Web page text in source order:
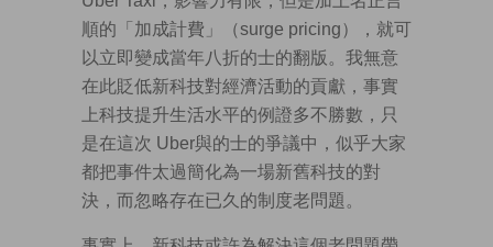
順的「加成計費」（surge pricing），就可
以立即變成當年八折的士的翻版。我無意
在此貶低新科技對經濟活動的貢獻，事實
上科技提升生活水平的例證多不勝數，只
是在這次 Uber與的士的爭議中，似乎大家
都把事件太過簡化為一場新舊科技的對
決，而忽略存在已久的制度老問題。